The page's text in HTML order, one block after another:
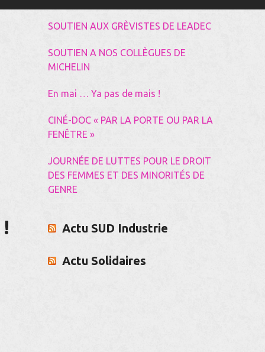
SOUTIEN AUX GRÈVISTES DE LEADEC
SOUTIEN A NOS COLLÈGUES DE
MICHELIN
En mai … Ya pas de mais !
CINÉ-DOC « PAR LA PORTE OU PAR LA
FENÊTRE »
JOURNÉE DE LUTTES POUR LE DROIT
DES FEMMES ET DES MINORITÉS DE
GENRE
Actu SUD Industrie
Actu Solidaires